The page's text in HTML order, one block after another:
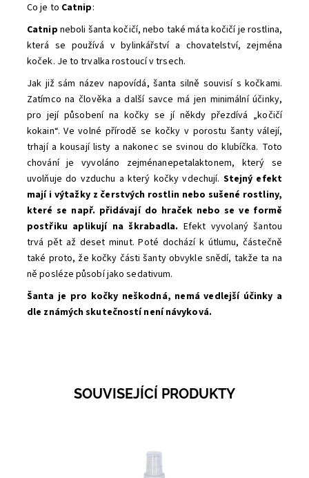
Co je to Catnip:
Catnip neboli šanta kočičí, nebo také máta kočičí je rostlina,
která se používá v bylinkářství a chovatelství, zejména
koček. Je to trvalka rostoucí v trsech.
Jak již sám název napovídá, šanta silně souvisí s kočkami.
Zatímco na člověka a další savce má jen minimální účinky,
pro její působení na kočky se jí někdy přezdívá „kočičí
kokain“. Ve volné přírodě se kočky v porostu šanty válejí,
trhají a kousají listy a nakonec se svinou do klubíčka. Toto
chování je vyvoláno zejménanepetalaktonem, který se
uvolňuje do vzduchu a který kočky vdechují. Stejný efekt
mají i výtažky z čerstvých rostlin nebo sušené rostliny,
které se např. přidávají do hraček nebo se ve formě
postřiku aplikují na škrabadla. Efekt vyvolaný šantou
trvá pět až deset minut. Poté dochází k útlumu, částečně
také proto, že kočky části šanty obvykle snědí, takže ta na
ně posléze působí jako sedativum.
Šanta je pro kočky neškodná, nemá vedlejší účinky a
dle známých skutečností není návyková.
SOUVISEJÍCÍ PRODUKTY